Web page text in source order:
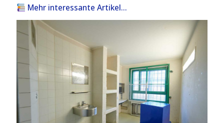
Mehr interessante Artikel...